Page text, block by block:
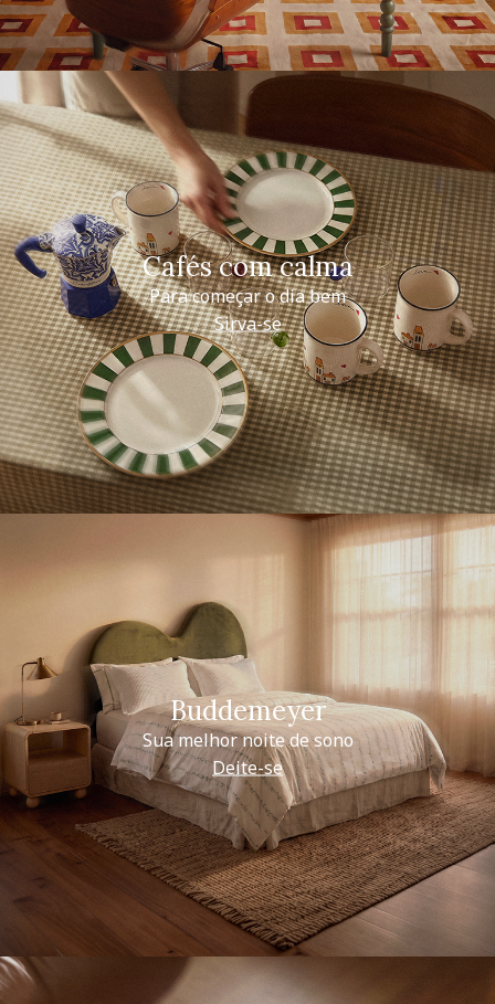
Cafés com calma
Para começar o dia bem
Sirva-se
Buddemeyer
Sua melhor noite de sono
Deite-se